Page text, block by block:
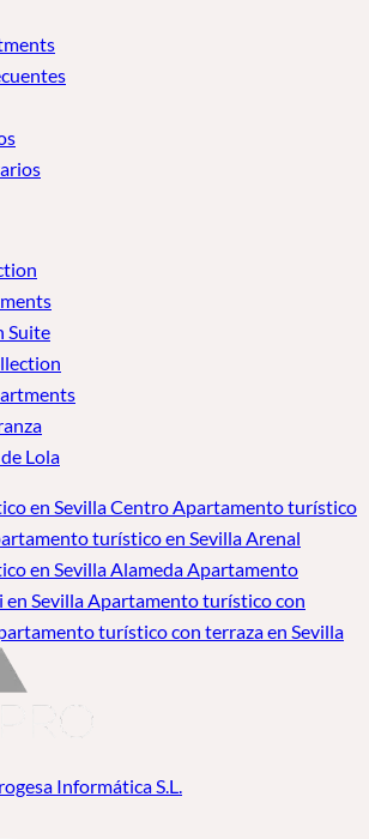
Suite
Lola
en Sevilla CentroApartamento turístico
turístico en Sevilla Arenal
en Sevilla AlamedaApartamento
SevillaApartamento turístico con
turístico con terraza en Sevilla
Informática S.L.